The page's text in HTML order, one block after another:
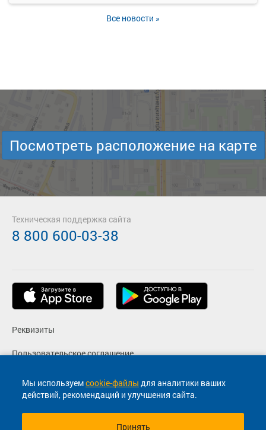
Все новости »
Мы используемcookie-файлы для аналитики ваших
действий, рекомендаций и улучшения сайта.
Принять
Посмотреть расположение на карте
Реквизиты
Пользовательское соглашение
Политика конфиденциальности
Согласие на маркетинговые сообщения
Техническая поддержка сайта
8 800 600-03-38